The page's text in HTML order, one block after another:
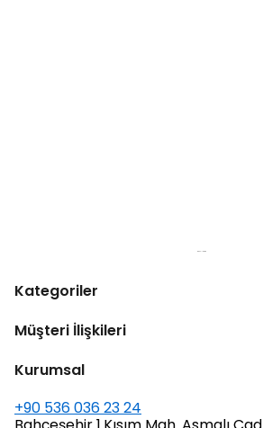
Kategoriler
Müşteri İlişkileri
Kurumsal
+90 536 036 23 24